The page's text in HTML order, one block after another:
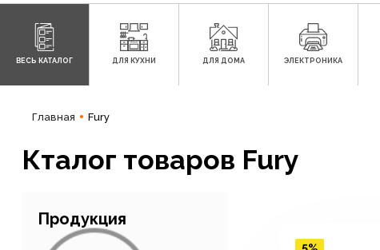
ВЕСЬ КАТАЛОГ ДЛЯ КУХНИ ДЛЯ ДОМА ЭЛЕКТРОНИКА
Главная Fury
Кталог товаров Fury
Продукция